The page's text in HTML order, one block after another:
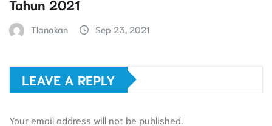
Tahun 2021
Tlanakan Sep 23, 2021
LEAVE A REPLY
Your email address will not be published.